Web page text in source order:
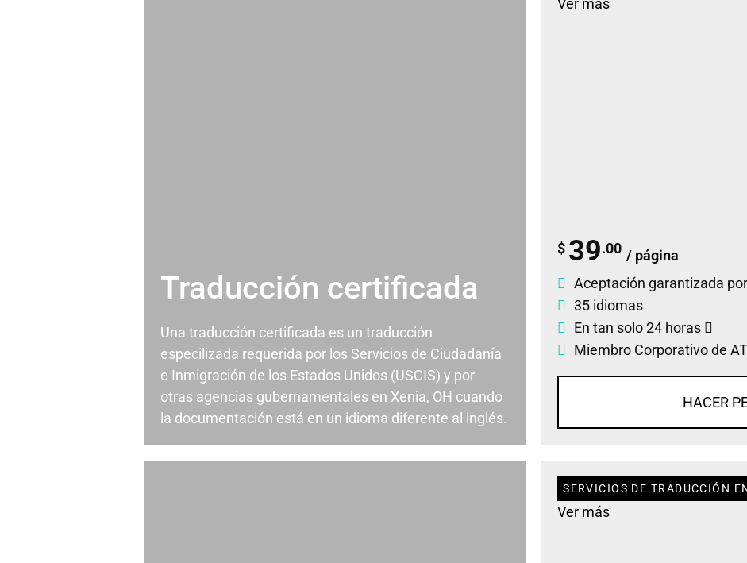
Traducción certificada
Una traducción certificada es un traducción
especilizada requerida por los Servicios de Ciudadanía
e Inmigración de los Estados Unidos (USCIS) y por
otras agencias gubernamentales en Xenia, OH cuando
la documentación está en un idioma diferente al inglés.
Ver más
$ 39.00 / página
Aceptación garantizada
35 idiomas
En tan solo 24 horas
Miembro Corporativo de
HACER
SERVICIOS DE TRADUCCIÓN
Ver más